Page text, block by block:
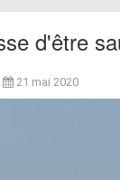
d'être
21 mai 2020